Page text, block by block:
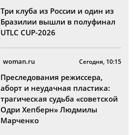
Три клуба из России и один из
Бразилии вышли в полуфинал
UTLC CUP-2026
woman.ru Сегодня, 10:15
Преследования режиссера,
аборт и неудачная пластика:
трагическая судьба «советской
Одри Хепберн» Людмилы
Марченко